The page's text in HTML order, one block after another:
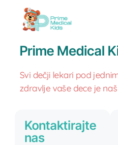
Prime Medical
Svi dečji lekari pod
zdravlje vaše dece je
Kontaktirajte
nas